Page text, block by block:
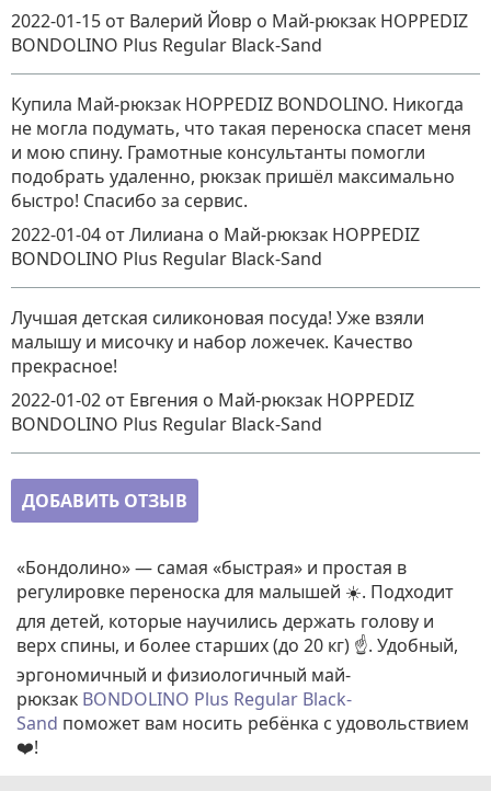
2022-01-15 от Валерий Йовр о Май-рюкзак HOPPEDIZ
BONDOLINO Plus Regular Black-Sand
Купила Май-рюкзак HOPPEDIZ BONDOLINO. Никогда
не могла подумать, что такая переноска спасет меня
и мою спину. Грамотные консультанты помогли
подобрать удаленно, рюкзак пришёл максимально
быстро! Спасибо за сервис.
2022-01-04 от Лилиана о Май-рюкзак HOPPEDIZ
BONDOLINO Plus Regular Black-Sand
Лучшая детская силиконовая посуда! Уже взяли
малышу и мисочку и набор ложечек. Качество
прекрасное!
2022-01-02 от Евгения о Май-рюкзак HOPPEDIZ
BONDOLINO Plus Regular Black-Sand
ДОБАВИТЬ ОТЗЫВ
«Бондолино» — самая «быстрая» и простая в
регулировке переноска для малышей ☀️. Подходит
для детей, которые научились держать голову и
верх спины, и более старших (до 20 кг) ☝️. Удобный,
эргономичный и физиологичный май-
рюкзак BONDOLINO Plus Regular Black-
Sand поможет вам носить ребёнка с удовольствием
❤️!